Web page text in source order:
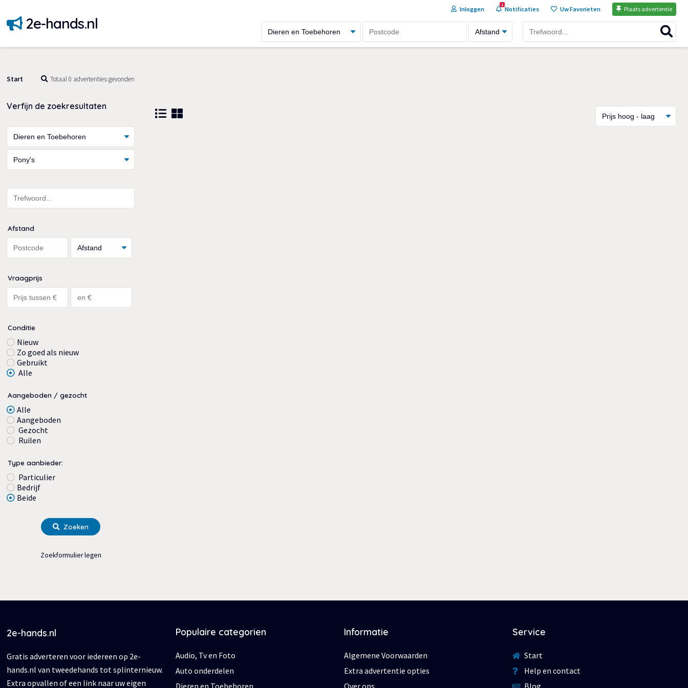
Inloggen
1
Notificaties Uw Favorieten Plaats advertentie
2e-hands.nl
Start Totaal 0 advertenties gevonden
Verfijn de zoekresultaten
Afstand
Vraagprijs
Conditie
Nieuw
Zo goed als nieuw
Gebruikt
Alle
Aangeboden / gezocht
Alle
Aangeboden
Gezocht
Ruilen
Type aanbieder:
Particulier
Bedrijf
Beide
Zoeken
Zoekformulier legen
2e-hands.nl
Gratis adverteren voor iedereen op 2e-
hands.nl van tweedehands tot splinternieuw.
Extra opvallen of een link naar uw eigen
Populaire categorien
Audio, Tv en Foto
Auto onderdelen
Dieren en Toebehoren
Informatie
Algemene Voorwaarden
Extra advertentie opties
Over ons
Service
Start
Help en contact
Blog